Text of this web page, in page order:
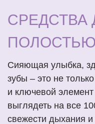
СРЕДСТВА
Сияющая улыбка,
зубы – это не
и ключевой
выглядеть на все
свежести дыхания